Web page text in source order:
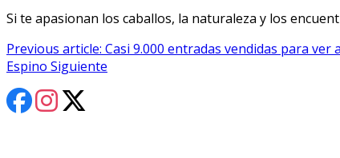
Si te apasionan los caballos, la naturaleza y los
Previous article: Casi 9.000 entradas vendidas para
Espino Siguiente